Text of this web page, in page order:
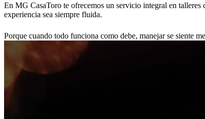
En MG CasaToro te ofrecemos un servicio integral en talleres
experiencia sea siempre fluida.
Porque cuando todo funciona como debe, manejar se siente